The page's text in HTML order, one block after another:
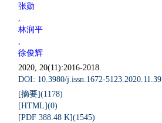
张勋
,
林润平
,
徐俊辉
2020, 20(11):2016-2018.
DOI: 10.3980/j.issn.1672-5123.2020.11.39
[摘要](1178)
[HTML](0)
[PDF 388.48 K](1545)